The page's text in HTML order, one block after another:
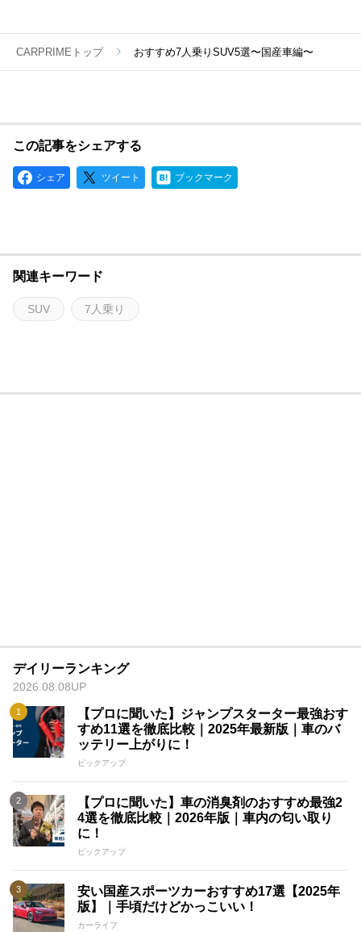
CARPRIMEトップ おすすめ7人乗りSUV5選〜国産車編〜
この記事をシェアする
シェア ツイート ブックマーク
関連キーワード
SUV 7人乗り
デイリーランキング
2026.08.08UP
【プロに聞いた】ジャンプスターター最強おす
すめ11選を徹底比較｜2025年最新版｜車のバ
ッテリー上がりに！
ピックアップ
【プロに聞いた】車の消臭剤のおすすめ最強2
4選を徹底比較｜2026年版｜車内の匂い取り
に！
ピックアップ
安い国産スポーツカーおすすめ17選【2025年
版】｜手頃だけどかっこいい！
カーライフ